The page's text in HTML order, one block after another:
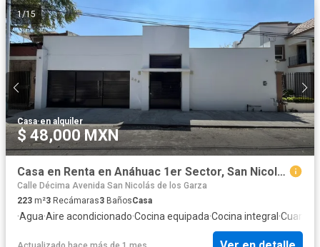
1/15
Casa·en alquiler
$ 48,000 MXN
Casa en Renta en Anáhuac 1er Sector, San Nicolás de los Garza, N.L.
Calle Décima Avenida San Nicolás de los Garza
223 m²3 Recámaras3 BañosCasa
·Agua·Aire acondicionado·Cocina equipada·Cocina integral ·Cuarto